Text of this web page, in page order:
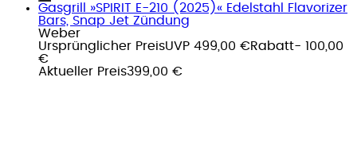
Gasgrill »SPIRIT E-210 (2025)« Edelstahl Flavorizer
Bars, Snap Jet Zündung
Weber
Ursprünglicher PreisUVP 499,00 €Rabatt- 100,00
€
Aktueller Preis399,00 €